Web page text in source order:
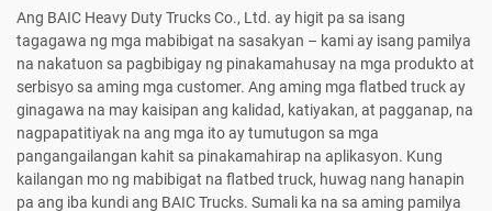
Ang BAIC Heavy Duty Trucks Co., Ltd. ay higit pa sa isang
tagagawa ng mga mabibigat na sasakyan – kami ay isang pamilya
na nakatuon sa pagbibigay ng pinakamahusay na mga produkto at
serbisyo sa aming mga customer. Ang aming mga flatbed truck ay
ginagawa na may kaisipan ang kalidad, katiyakan, at pagganap, na
nagpapatitiyak na ang mga ito ay tumutugon sa mga
pangangailangan kahit sa pinakamahirap na aplikasyon. Kung
kailangan mo ng mabibigat na flatbed truck, huwag nang hanapin
pa ang iba kundi ang BAIC Trucks. Sumali ka na sa aming pamilya